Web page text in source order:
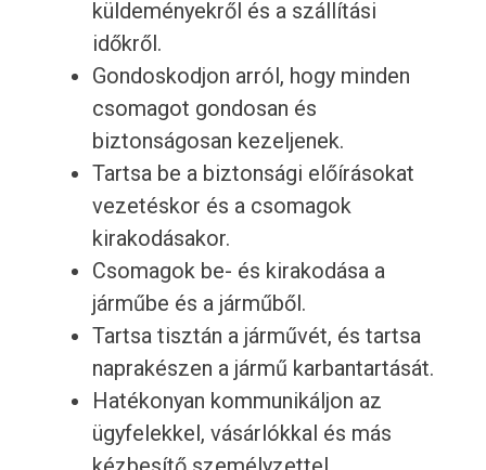
küldeményekről és a szállítási
időkről.
Gondoskodjon arról, hogy minden
csomagot gondosan és
biztonságosan kezeljenek.
Tartsa be a biztonsági előírásokat
vezetéskor és a csomagok
kirakodásakor.
Csomagok be- és kirakodása a
járműbe és a járműből.
Tartsa tisztán a járművét, és tartsa
naprakészen a jármű karbantartását.
Hatékonyan kommunikáljon az
ügyfelekkel, vásárlókkal és más